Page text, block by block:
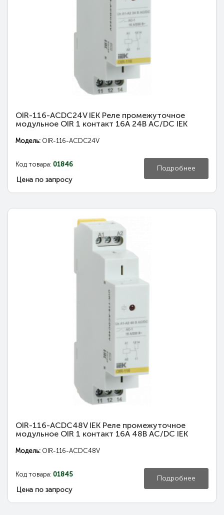
OIR-116-ACDC24V IEK Реле промежуточное
модульное OIR 1 контакт 16А 24В AC/DC IEK
Модель: OIR-116-ACDC24V
Код товара: 01846
Цена по запросу
Подробнее
OIR-116-ACDC48V IEK Реле промежуточное
модульное OIR 1 контакт 16А 48В AC/DC IEK
Модель: OIR-116-ACDC48V
Код товара: 01845
Цена по запросу
Подробнее